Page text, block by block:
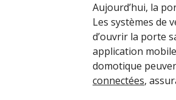
Aujourd’hui, la
Les systèmes de
d’ouvrir la porte
application
domotique
connectées,